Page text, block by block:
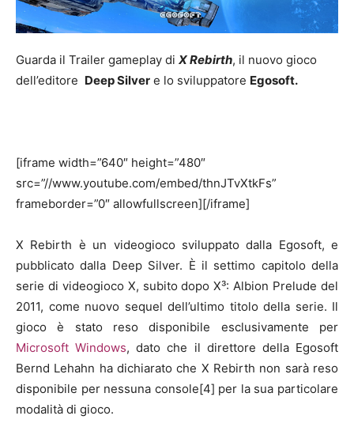
Guarda il Trailer gameplay di X Rebirth, il nuovo gioco
dell’editore Deep Silver e lo sviluppatore Egosoft.
[iframe width=”640″ height=”480″
src=”//www.youtube.com/embed/thnJTvXtkFs”
frameborder=”0″ allowfullscreen][/iframe]
X Rebirth è un videogioco sviluppato dalla Egosoft, e
pubblicato dalla Deep Silver. È il settimo capitolo della
serie di videogioco X, subito dopo X³: Albion Prelude del
2011, come nuovo sequel dell’ultimo titolo della serie. Il
gioco è stato reso disponibile esclusivamente per
Microsoft Windows, dato che il direttore della Egosoft
Bernd Lehahn ha dichiarato che X Rebirth non sarà reso
disponibile per nessuna console[4] per la sua particolare
modalità di gioco.